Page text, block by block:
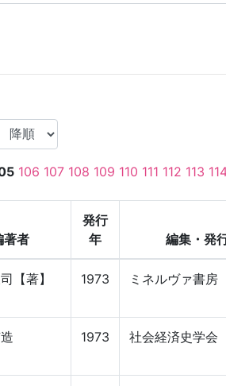
106 107 108 109 110 111 112 113
著者
発行
年
編集・発
【著】 1973 ミネルヴァ書房
1973 社会経済史学会